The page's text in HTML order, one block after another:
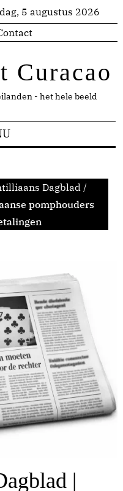
5 augustus 2026
Curacao
- het hele beeld
Dagblad /
pomphouders
|